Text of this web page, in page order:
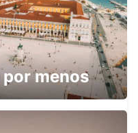
SAINT-
menos